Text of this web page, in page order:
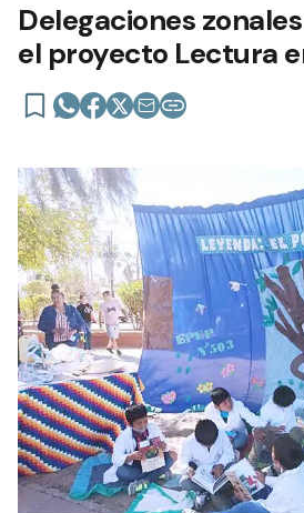
Delegaciones
el proyecto Lectura